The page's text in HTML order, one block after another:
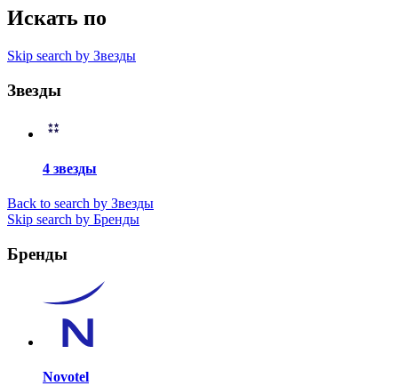
Искать по
Skip search by Звезды
Звезды
4 звезды
Back to search by Звезды
Skip search by Бренды
Бренды
Novotel